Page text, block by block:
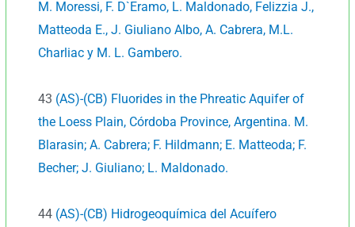
M. Moressi, F. D`Eramo, L. Maldonado, Felizzia J.,
Matteoda E., J. Giuliano Albo, A. Cabrera, M.L.
Charliac y M. L. Gambero.
43 (AS)-(CB) Fluorides in the Phreatic Aquifer of
the Loess Plain, Córdoba Province, Argentina. M.
Blarasin; A. Cabrera; F. Hildmann; E. Matteoda; F.
Becher; J. Giuliano; L. Maldonado.
44 (AS)-(CB) Hidrogeoquímica del Acuífero